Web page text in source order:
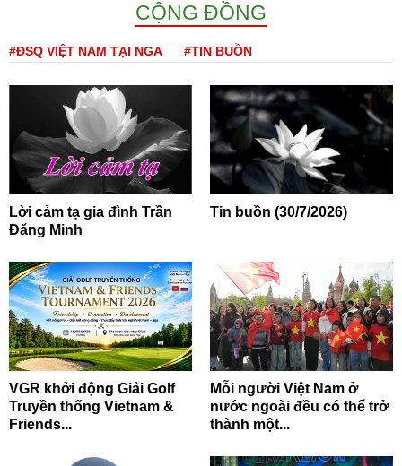
CỘNG ĐỒNG
#ĐSQ VIỆT NAM TẠI NGA #TIN BUỒN
Lời cảm tạ gia đình Trần
Đăng Minh
Tin buồn (30/7/2026)
VGR khởi động Giải Golf
Truyền thống Vietnam &
Friends...
Mỗi người Việt Nam ở
nước ngoài đều có thể trở
thành một...